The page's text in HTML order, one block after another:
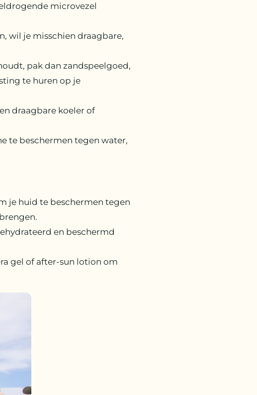
microvezel
wil je misschien draagbare,
pak dan zandspeelgoed,
te huren op je
draagbare koeler of
te beschermen tegen water,
je huid te beschermen tegen
en beschermd
gel of after-sun lotion om